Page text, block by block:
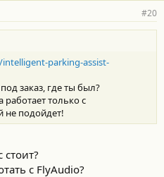
#20
parking-assist-
заказ, где ты был?
только с
не подойдет!
стоит?
с FlyAudio?